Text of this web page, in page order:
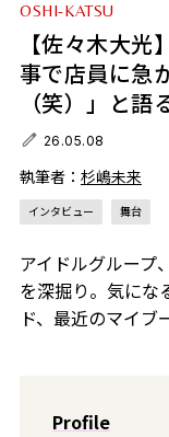
OSHI-KATSU
【佐々木大
事で店員に急
（笑）」と
26.05.08
執筆者： 杉嶋未来
インタビュー 舞台
アイドルグループ
を深掘り。気にな
ド、最近のマイブ
Profile